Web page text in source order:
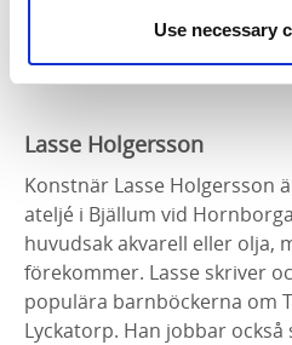
Use necessary
bo.sodervall@gmail.com
Lasse Holgersson
Konstnär Lasse Holgersson
ateljé i Bjällum vid
huvudsak akvarell eller olja,
förekommer. Lasse skriver
populära barnböckerna om
Lyckatorp. Han jobbar